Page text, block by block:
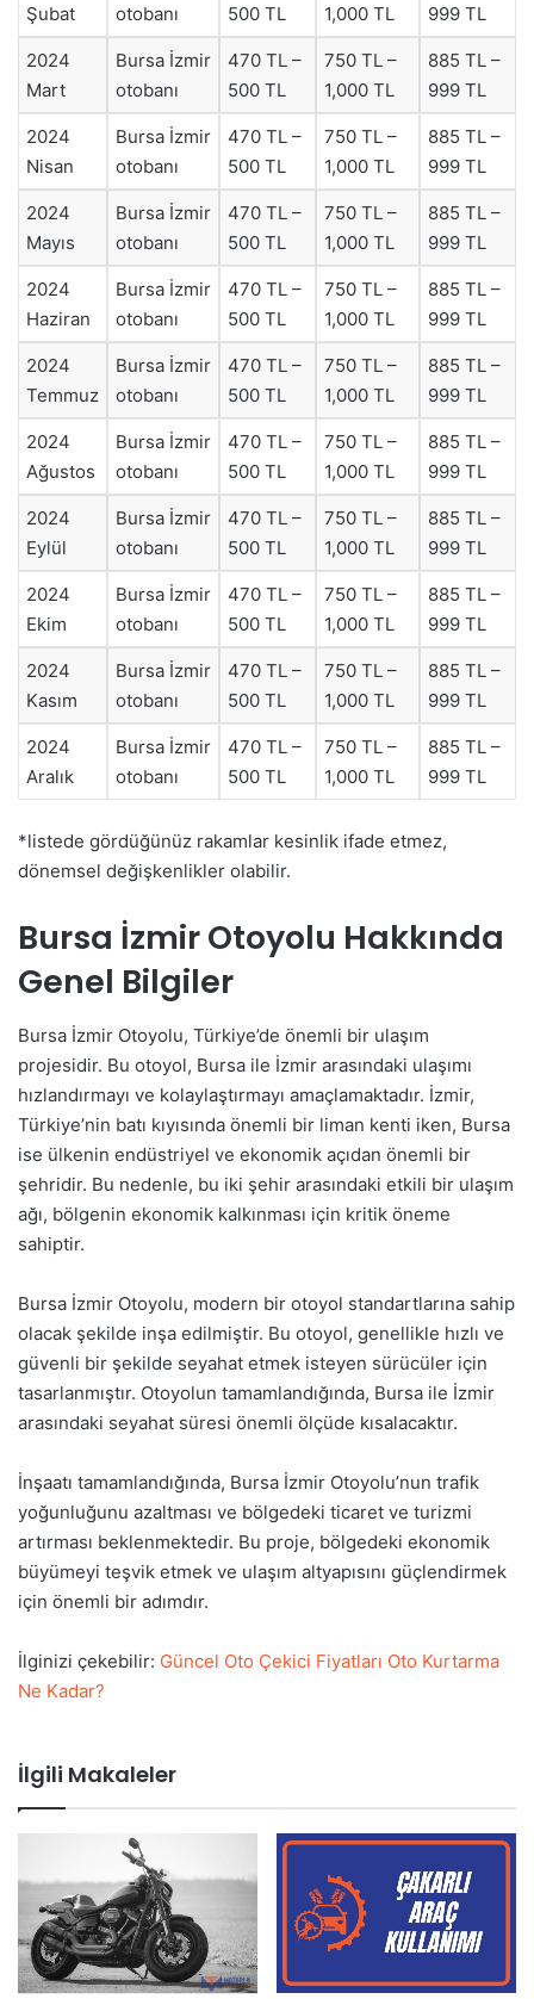
Şubat
otobanı
500 TL
1,000 TL
999 TL
2024
Mart
Bursa İzmir
otobanı
470 TL –
500 TL
750 TL –
1,000 TL
885 TL –
999 TL
2024
Nisan
Bursa İzmir
otobanı
470 TL –
500 TL
750 TL –
1,000 TL
885 TL –
999 TL
2024
Mayıs
Bursa İzmir
otobanı
470 TL –
500 TL
750 TL –
1,000 TL
885 TL –
999 TL
2024
Haziran
Bursa İzmir
otobanı
470 TL –
500 TL
750 TL –
1,000 TL
885 TL –
999 TL
2024
Temmuz
Bursa İzmir
otobanı
470 TL –
500 TL
750 TL –
1,000 TL
885 TL –
999 TL
2024
Ağustos
Bursa İzmir
otobanı
470 TL –
500 TL
750 TL –
1,000 TL
885 TL –
999 TL
2024
Eylül
Bursa İzmir
otobanı
470 TL –
500 TL
750 TL –
1,000 TL
885 TL –
999 TL
2024
Ekim
Bursa İzmir
otobanı
470 TL –
500 TL
750 TL –
1,000 TL
885 TL –
999 TL
2024
Kasım
Bursa İzmir
otobanı
470 TL –
500 TL
750 TL –
1,000 TL
885 TL –
999 TL
2024
Aralık
Bursa İzmir
otobanı
470 TL –
500 TL
750 TL –
1,000 TL
885 TL –
999 TL
*listede gördüğünüz rakamlar kesinlik ifade etmez,
dönemsel değişkenlikler olabilir.
Bursa İzmir Otoyolu Hakkında
Genel Bilgiler
Bursa İzmir Otoyolu, Türkiye’de önemli bir ulaşım
projesidir. Bu otoyol, Bursa ile İzmir arasındaki ulaşımı
hızlandırmayı ve kolaylaştırmayı amaçlamaktadır. İzmir,
Türkiye’nin batı kıyısında önemli bir liman kenti iken, Bursa
ise ülkenin endüstriyel ve ekonomik açıdan önemli bir
şehridir. Bu nedenle, bu iki şehir arasındaki etkili bir ulaşım
ağı, bölgenin ekonomik kalkınması için kritik öneme
sahiptir.
Bursa İzmir Otoyolu, modern bir otoyol standartlarına sahip
olacak şekilde inşa edilmiştir. Bu otoyol, genellikle hızlı ve
güvenli bir şekilde seyahat etmek isteyen sürücüler için
tasarlanmıştır. Otoyolun tamamlandığında, Bursa ile İzmir
arasındaki seyahat süresi önemli ölçüde kısalacaktır.
İnşaatı tamamlandığında, Bursa İzmir Otoyolu’nun trafik
yoğunluğunu azaltması ve bölgedeki ticaret ve turizmi
artırması beklenmektedir. Bu proje, bölgedeki ekonomik
büyümeyi teşvik etmek ve ulaşım altyapısını güçlendirmek
için önemli bir adımdır.
İlginizi çekebilir: Güncel Oto Çekici Fiyatları Oto Kurtarma
Ne Kadar?
İlgili Makaleler